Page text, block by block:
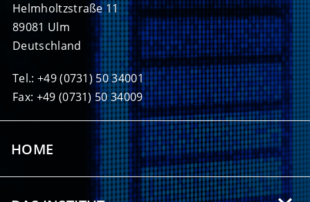
Helmholtzstraße 11
89081 Ulm
Deutschland
Tel.: +49 (0731) 50 34001
Fax: +49 (0731) 50 34009
HOME